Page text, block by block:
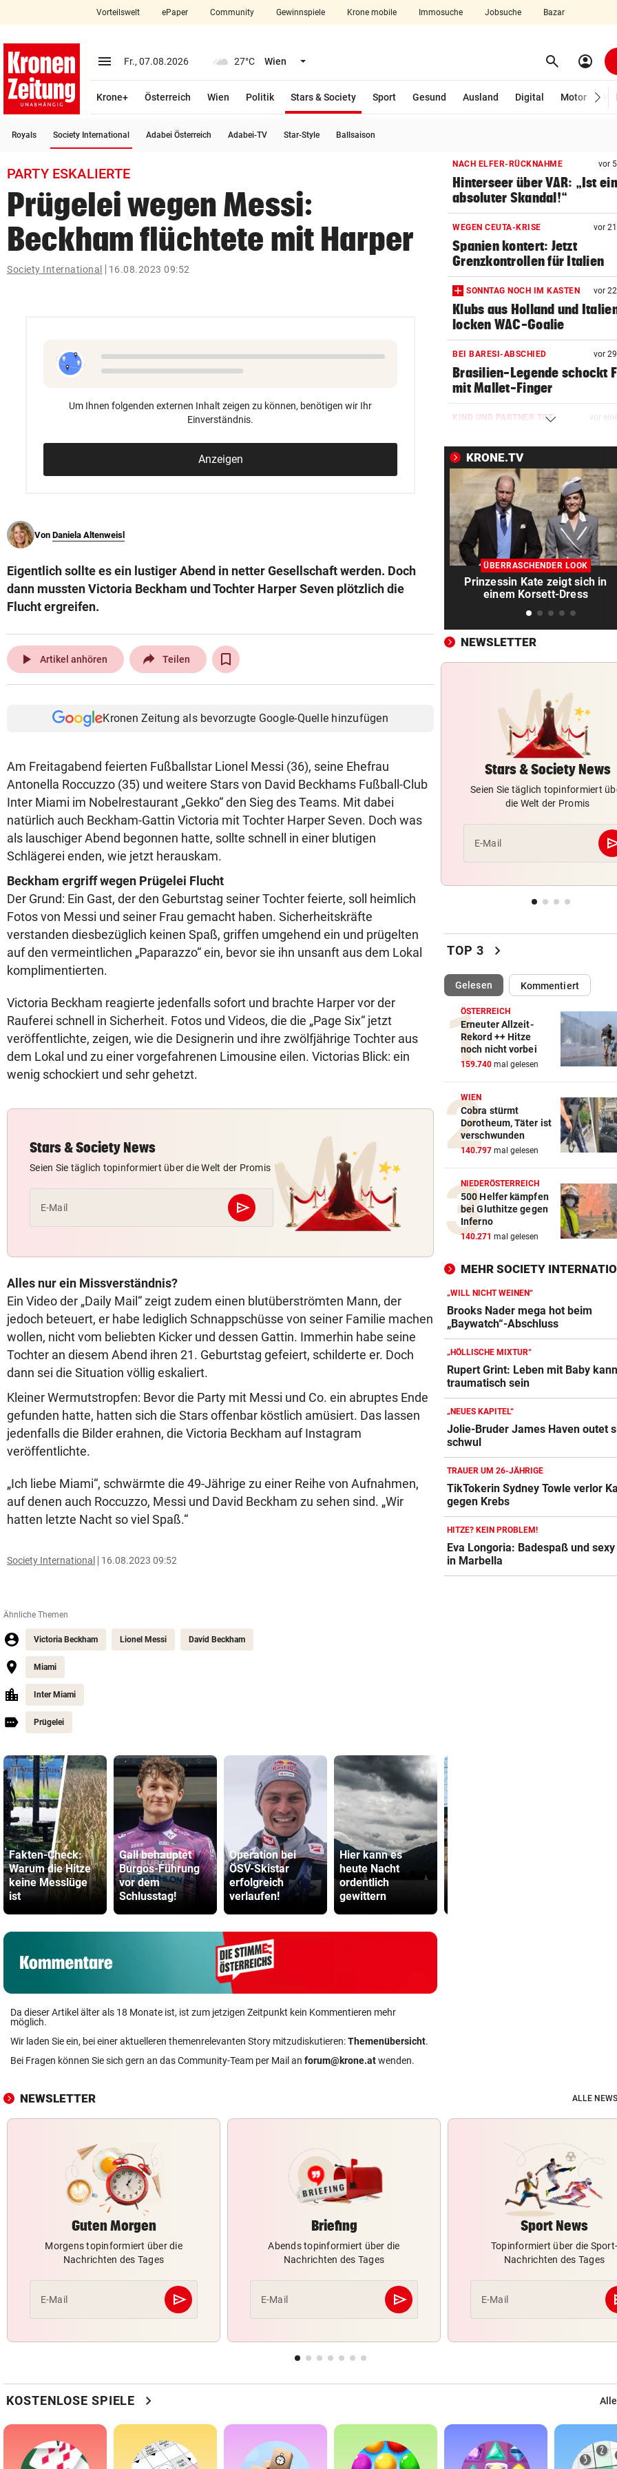
closeSchließen
account_circle Anmelden
arrow_right
Wien
bookmark
search
Suchbegriff
eingeben
Vorteilswelt ePaper Community Gewinnspiele Krone mobile Immosuche Jobsuche Bazar
menu Menü aufklappen
Fr., 07.08.2026 27°C Wien Menü aufklappen search Suchen
account_circle
Krone+ Österreich Wien Politik Stars & Society
Sport
Gesund Ausland Digital Motor
Royals Society International Adabei Österreich Adabei-TV Star-Style Ballsaison
PARTY ESKALIERTE
Prügelei wegen Messi:
Beckham flüchtete mit Harper
Society International 16.08.2023 09:52
Um Ihnen folgenden externen Inhalt zeigen zu können, benötigen wir Ihr
Einverständnis.
Anzeigen
Von Daniela Altenweisl
Eigentlich sollte es ein lustiger Abend in netter Gesellschaft werden. Doch
dann mussten Victoria Beckham und Tochter Harper Seven plötzlich die
Flucht ergreifen.
play_arrow Artikel anhören Teilen
Kronen Zeitung als bevorzugte Google-Quelle hinzufügen
Am Freitagabend feierten Fußballstar Lionel Messi (36), seine Ehefrau
Antonella Roccuzzo (35) und weitere Stars von David Beckhams Fußball-Club
Inter Miami im Nobelrestaurant „Gekko“ den Sieg des Teams. Mit dabei
natürlich auch Beckham-Gattin Victoria mit Tochter Harper Seven. Doch was
als lauschiger Abend begonnen hatte, sollte schnell in einer blutigen
Schlägerei enden, wie jetzt herauskam.
Beckham ergriff wegen Prügelei Flucht
Der Grund: Ein Gast, der den Geburtstag seiner Tochter feierte, soll heimlich
Fotos von Messi und seiner Frau gemacht haben. Sicherheitskräfte
verstanden diesbezüglich keinen Spaß, griffen umgehend ein und prügelten
auf den vermeintlichen „Paparazzo“ ein, bevor sie ihn unsanft aus dem Lokal
komplimentierten.
Victoria Beckham reagierte jedenfalls sofort und brachte Harper vor der
Rauferei schnell in Sicherheit. Fotos und Videos, die die „Page Six“ jetzt
veröffentlichte, zeigen, wie die Designerin und ihre zwölfjährige Tochter aus
dem Lokal und zu einer vorgefahrenen Limousine eilen. Victorias Blick: ein
wenig schockiert und sehr gehetzt.
Stars & Society News
Seien Sie täglich topinformiert über die Welt der Promis
E-Mail send
Abschicken
Alles nur ein Missverständnis?
Ein Video der „Daily Mail“ zeigt zudem einen blutüberströmten Mann, der
jedoch beteuert, er habe lediglich Schnappschüsse von seiner Familie machen
wollen, nicht vom beliebten Kicker und dessen Gattin. Immerhin habe seine
Tochter an diesem Abend ihren 21. Geburtstag gefeiert, schilderte er. Doch
dann sei die Situation völlig eskaliert.
Kleiner Wermutstropfen: Bevor die Party mit Messi und Co. ein abruptes Ende
gefunden hatte, hatten sich die Stars offenbar köstlich amüsiert. Das lassen
jedenfalls die Bilder erahnen, die Victoria Beckham auf Instagram
veröffentlichte.
„Ich liebe Miami“, schwärmte die 49-Jährige zu einer Reihe von Aufnahmen,
auf denen auch Roccuzzo, Messi und David Beckham zu sehen sind. „Wir
hatten letzte Nacht so viel Spaß.“
Society International 16.08.2023 09:52
Ähnliche Themen
Victoria Beckham Lionel Messi David Beckham
Miami
Inter Miami
Prügelei
Fakten-Check:
Warum die Hitze
keine Messlüge
ist
Gall behauptet
Burgos-Führung
vor dem
Schlusstag!
Operation bei
ÖSV-Skistar
erfolgreich
verlaufen!
Hier kann es
heute Nacht
ordentlich
gewittern
Da dieser Artikel älter als 18 Monate ist, ist zum jetzigen Zeitpunkt kein Kommentieren mehr
möglich.
Wir laden Sie ein, bei einer aktuelleren themenrelevanten Story mitzudiskutieren:Themenübersicht.
Bei Fragen können Sie sich gern an das Community-Team per Mail an forum@krone.atwenden.
NACH ELFER-RÜCKNAHME vor
Hinterseer über VAR: „Ist ein
absoluter Skandal!“
WEGEN CEUTA-KRISE vor
Spanien kontert: Jetzt
Grenzkontrollen für Italien
SONNTAG NOCH IM KASTEN vor
Klubs aus Holland und
locken WAC-Goalie
BEI BARESI-ABSCHIED vor
Brasilien-Legende schockt
mit Mallet-Finger
KIND UND PARTNER TOT vor
meldet sich zu Wort
STRATEGIE FEHLT vor
Schutz vor Drohnen?
hat keinen Plan
LÄNDLE-KICKER SIEGEN vor
3:1 nach 0:1! Altach dreht
gegen WSG Tirol
Theater stellt
300.000 Euro auf
Luxus am Meer! Sabalenka
gewährt private Einblicke
„IHR SEID DER HAMMER!“
Feuerwehr befreite Kalb aus
misslicher Lage
FUSSBALL-FANS FEIERN
LIEFERING VERLIERT vor 2
Fehlstart komplett! Nächste
für St. Pölten
WANDERER AUSGEFLOGEN
Wieder Muren nach Unwetter:
Dramatik im Valser Tal
IN GREENSBORO vor
Straka verpasst bei PGA-
den Cut vorzeitig
SCHRIEB WM-GESCHICHTE vor
Bayern kassiert Millionen –
Transfer-Clou
AUFREGUNG IM NETZ
Spider-Man im BMW-
Anwalt auf den Plan
TROTZ ENTSCHULDIGUNG vor
Aufstand gegen Kanzler
SCHLÜSSEL IM PKW
Dreijähriger Bub wurde aus
heißem Auto gerettet
„BACKROOMS“ vor 3
Regiestar: „Jeder will von
Erfolgsrezept“
KRONE.TV
ÜBERRASCHENDER LOOK
Prinzessin Kate zeigt sich in
einem Korsett-Dress
NEWSLETTER
Stars & Society News
Seien Sie täglich topinformiert
die Welt der Promis
E-Mail
TOP 3 chevron_right
Gelesen(ausgewählt)Kommentiert
ÖSTERREICH
Erneuter Allzeit-
Rekord ++ Hitze
noch nicht vorbei
159.740 mal gelesen
WIEN
Cobra stürmt
Dorotheum, Täter ist
verschwunden
140.797 mal gelesen
NIEDERÖSTERREICH
500 Helfer kämpfen
bei Gluthitze gegen
Inferno
140.271 mal gelesen
MEHR SOCIETY
„WILL NICHT WEINEN“
Brooks Nader mega hot beim
„Baywatch“-Abschluss
„HÖLLISCHE MIXTUR“
Rupert Grint: Leben mit Baby kann
traumatisch sein
„NEUES KAPITEL“
Jolie-Bruder James Haven outet
schwul
TRAUER UM 26-JÄHRIGE
TikTokerin Sydney Towle verlor
gegen Krebs
HITZE? KEIN PROBLEM!
Eva Longoria: Badespaß und
in Marbella
NEWSLETTER ALLE
Guten Morgen
Morgens topinformiert über die
Nachrichten des Tages
E-Mail send
Abschicken
Briefing
Abends topinformiert über die
Nachrichten des Tages
E-Mail send
Abschicken
Sport News
Topinformiert über die Sport-
Nachrichten des Tages
E-Mail
KOSTENLOSE SPIELE chevron_right